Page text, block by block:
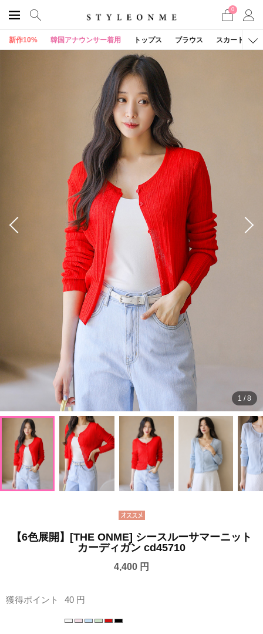
0
新作10% 韓国アナウンサー着用 トップス ブラウス スカート
1 /8
【6色展開】[THE ONME] シースルーサマーニット
カーディガン cd45710
4,400 円
獲得ポイント 40 円